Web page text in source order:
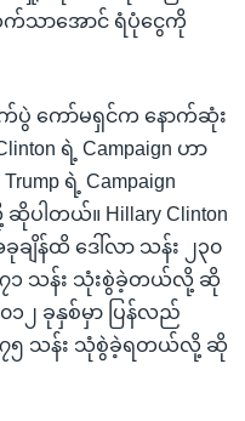
က်သာအောင် ရံပုံငွေကို
ပွဲ ကော်မရှင်က နောက်ဆုံး
ရဲ့ Campaign ဟာ
ရဲ့ Campaign
ါတယ်။ Hillary Clinton
ျိန်ထိ ဒေါ်လာ သန်း ၂၃၀
ာ့ ၇၁ သန်း သုံးစွဲခဲ့တယ်လို့ ဆို
၁၂ ခုနှစ်မှာ ပြန်လည်
၇၅ သန်း သုံစွဲခဲ့ရတယ်လို့ ဆို